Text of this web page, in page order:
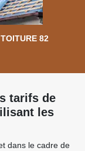
82
tarifs de
les
dans le cadre de